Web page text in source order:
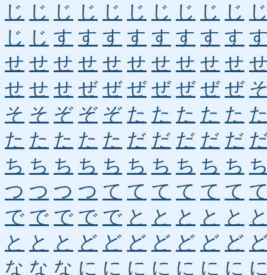
じ じ じ じ じ じ じ じ じ じ
じ じ す す す す す す す す
せ せ せ せ せ せ せ せ せ せ
せ せ せ ぜ ぜ ぜ ぜ ぜ ぜ ぜ
そ そ ぞ ぞ ぞ た た た た た
た た た た た だ だ だ だ だ
ち ち ち ち ち ち ち ち ち ち
つ つ つ つ て て て て て て
で で で で で と と と と と
と と と ど ど ど ど ど ど ど
な な な に に に に に に に